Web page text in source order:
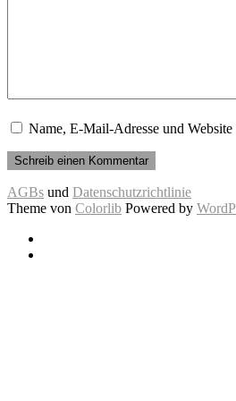
Name, E-Mail-Adresse und
AGBs und Datenschutzrichtlinie
Theme von Colorlib Powered by